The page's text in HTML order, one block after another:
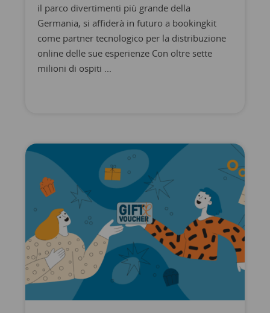
il parco divertimenti più grande della
Germania, si affiderà in futuro a bookingkit
come partner tecnologico per la distribuzione
online delle sue esperienze Con oltre sette
milioni di ospiti ...